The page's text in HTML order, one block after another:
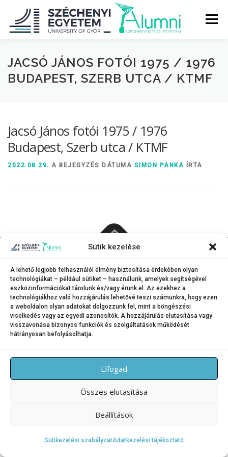
Sütik kezelése
A lehető legjobb felhasználói élmény biztosítása érdekében olyan
technológiákat – például sütiket – használunk, amelyek segítségével
eszközinformációkat tárolunk és/vagy érünk el. Az ezekhez a
technológiákhoz való hozzájárulás lehetővé teszi számunkra, hogy ezen
a weboldalon olyan adatokat dolgozzunk fel, mint a böngészési
viselkedés vagy az egyedi azonosítók. A hozzájárulás elutasítása vagy
visszavonása bizonyos funkciók és szolgáltatások működését
hátrányosan befolyásolhatja.
Elfogad
Összes elutasítása
Beállítások
Sütikezelési szabályzatAdatkezelési tájékoztató
tartalomhoz
Menü
RÓLUNK ALUMNI KÖZÖSSÉG HÍREK MÉDIA
SZOLGÁLTATÁSOK ÉVFOLYAMOK
JACSÓ JÁNOS FOTÓI 1975 / 1976
BUDAPEST, SZERB UTCA / KTMF
Jacsó János fotói 1975 / 1976
Budapest, Szerb utca / KTMF
2022.08.29. A BEJEGYZÉS DÁTUMA SIMON PANKA ÍRTA
OnePresstéma FameThemes által